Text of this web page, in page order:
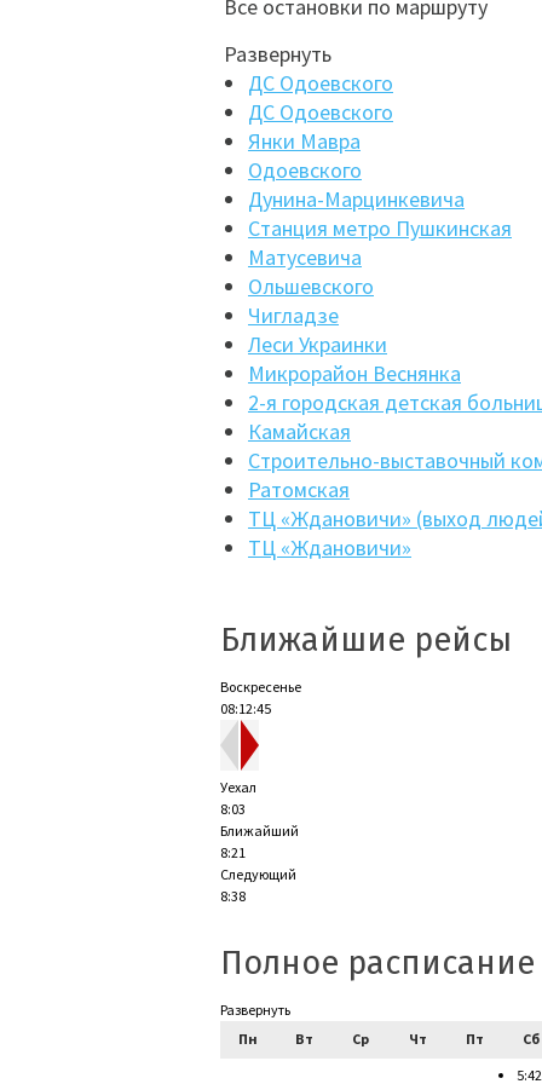
Все остановки по маршруту
Развернуть
ДС Одоевского
ДС Одоевского
Янки Мавра
Одоевского
Дунина-Марцинкевича
Станция метро Пушкинская
Матусевича
Ольшевского
Чигладзе
Леси Украинки
Микрорайон Веснянка
2-я городская детская
Камайская
Строительно-выставочный
Ратомская
ТЦ «Ждановичи» (выход
ТЦ «Ждановичи»
Ближайшие рейсы
Воскресенье
08:12:46
Уехал
8:03
Ближайший
8:21
Следующий
8:38
Полное расписание
Развернуть
Пн
Вт Ср Чт Пт Сб
5:42